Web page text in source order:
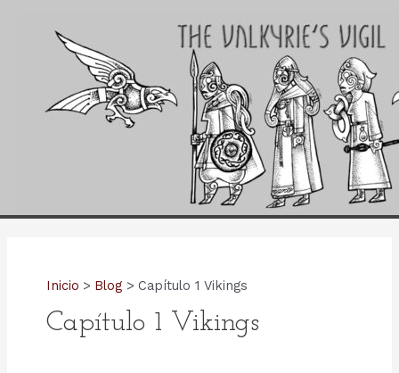
Inicio Blog Capítulo 1 Vikings
Capítulo 1 Vikings